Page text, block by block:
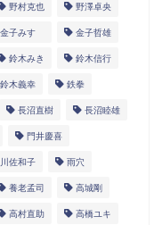
野村克也 野澤卓央
金子みすゞ 金子哲雄
鈴木みき 鈴木信行
鈴木義幸 鉄拳
長沼直樹 長沼睦雄
門井慶喜
佐和子 雨穴
養老孟司 高城剛
高村直助 高橋ユキ